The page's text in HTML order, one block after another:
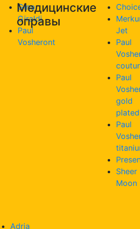
Gino
Giraldi
Paul
Vosheront
Медицинские
оправы
Jet
Paul
Paul
gold
plated
Paul
Sheer
Moon
Adria